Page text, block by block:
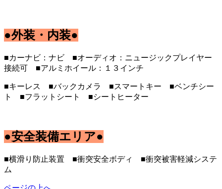
●外装・内装●
■カーナビ：ナビ ■オーディオ：ニュージックプレイヤー
接続可 ■アルミホイール：１３インチ
■キーレス ■バックカメラ ■スマートキー ■ベンチシー
ト ■フラットシート ■シートヒーター
●安全装備エリア●
■横滑り防止装置 ■衝突安全ボディ ■衝突被害軽減システ
ム